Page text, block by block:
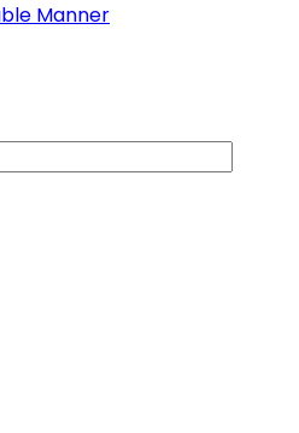
Manner